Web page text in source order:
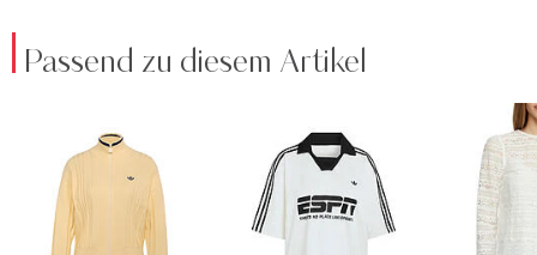
Passend zu diesem Artikel